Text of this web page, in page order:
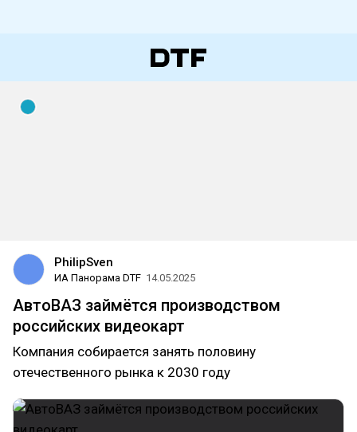
PhilipSven
ИА Панорама DTF 14.05.2025
АвтоВАЗ займётся производством
российских видеокарт
Компания собирается занять половину
отечественного рынка к 2030 году